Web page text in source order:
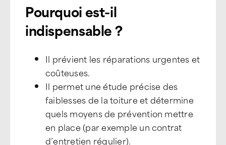
Pourquoi est-il
indispensable ?
Il prévient les réparations urgentes et
coûteuses.
Il permet une étude précise des
faiblesses de la toiture et détermine
quels moyens de prévention mettre
en place (par exemple un contrat
d’entretien régulier).